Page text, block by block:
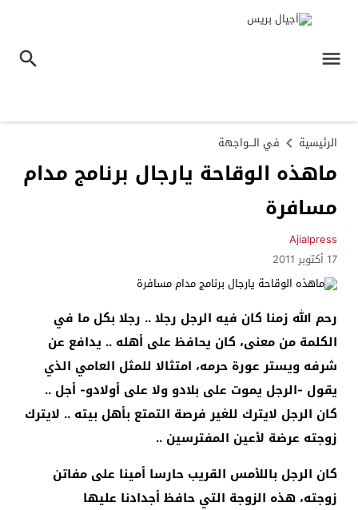
الرئيسية في الـــواجهة
ماهذه الوقاحة يارجال برنامج مدام
مسافرة
Ajialpress
17 أكتوبر 2011
رحم الله زمنا كان فيه الرجل رجلا .. رجلا بكل ما في
الكلمة من معنى، كان يحافظ على أهله .. يدافع عن
شرفه ويستر عورة حرمه، امتثالا للمثل العامي الذي
يقول -الرجل يموت على بلادو ولا على أولادو- أجل ..
كان الرجل لايترك للغير فرصة التمتع بأهل بيته .. لايترك
زوجته عرضة لأعين المفترسين ..
كان الرجل باللأمس القريب حارسا أمينا على مفاتن
زوجته، هذه الزوجة التي حافظ أجدادنا عليها